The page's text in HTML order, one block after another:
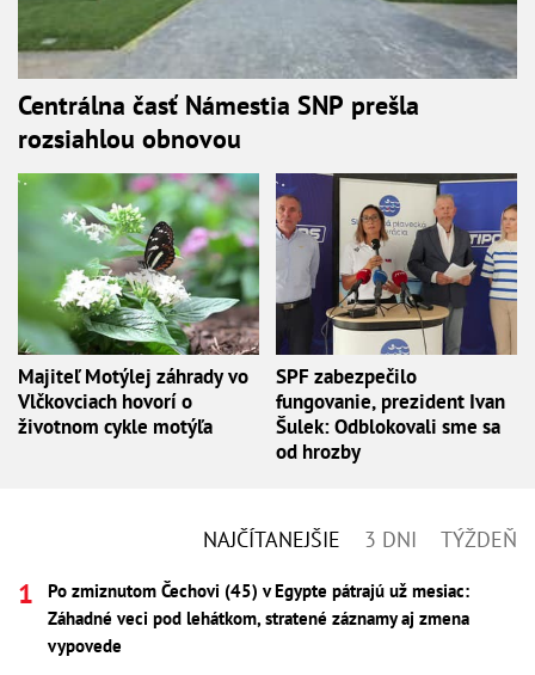
Centrálna časť Námestia SNP prešla
rozsiahlou obnovou
Majiteľ Motýlej záhrady vo
Vlčkovciach hovorí o
životnom cykle motýľa
SPF zabezpečilo
fungovanie, prezident Ivan
Šulek: Odblokovali sme sa
od hrozby
NAJČÍTANEJŠIE 3 DNI TÝŽDEŇ
Po zmiznutom Čechovi (45) v Egypte pátrajú už mesiac:
Záhadné veci pod lehátkom, stratené záznamy aj zmena
vypovede